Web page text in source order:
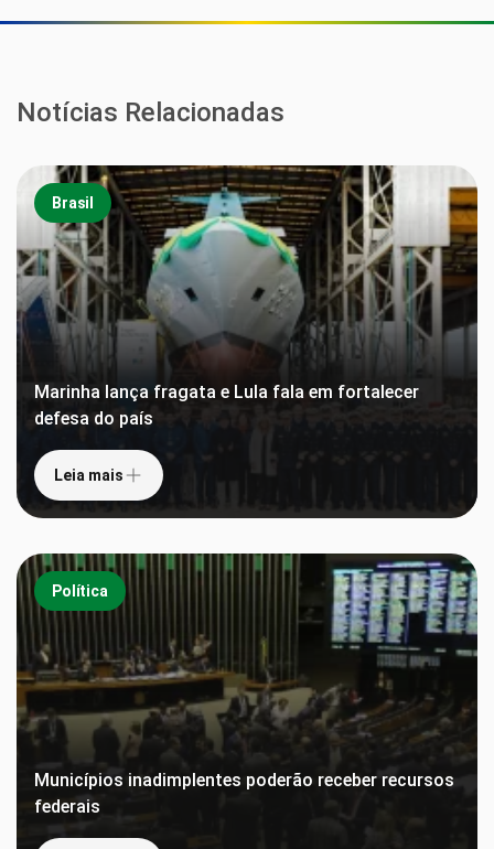
Notícias Relacionadas
Brasil
Marinha lança fragata e Lula fala em fortalecer
defesa do país
Leia mais
Política
Municípios inadimplentes poderão receber recursos
federais